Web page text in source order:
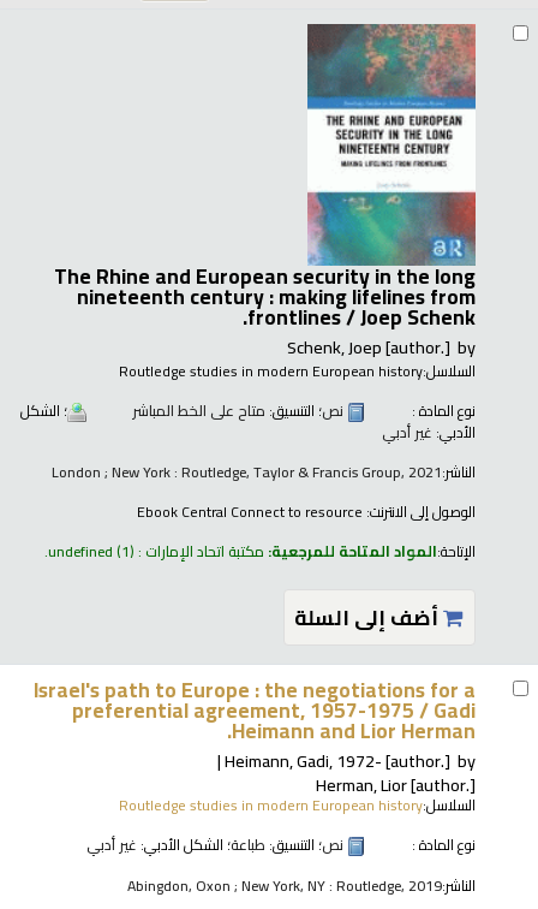
The Rhine and European security in the long
nineteenth century : making lifelines from
frontlines /Joep Schenk.
by
Schenk, Joep[author.]
السلاسل:Routledge studies in modern European history
نوع المادة :
نص؛ التنسيق: متاح على الخط المباشر ؛ الشكل
الأدبي: غير أدبي
الناشر:London ; New York : Routledge, Taylor & Francis Group, 2021
الوصول إلى الانترنت: Ebook Central Connect to resource
الإتاحة:المواد المتاحة للمرجعية: مكتبة اتحاد الإمارات : undefined(1).
أضف إلى السلة
Israel's path to Europe : the negotiations for a
preferential agreement, 1957-1975 /Gadi
Heimann and Lior Herman.
by
Heimann, Gadi, 1972-[author.]
Herman, Lior[author.]
السلاسل:Routledge studies in modern European history
نوع المادة :
نص؛ التنسيق: طباعة؛ الشكل الأدبي: غير أدبي
الناشر:Abingdon, Oxon ; New York, NY : Routledge, 2019